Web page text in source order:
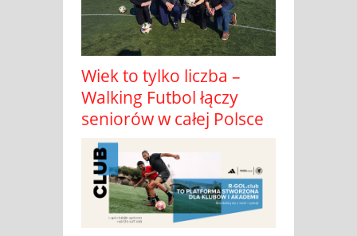
Wiek to tylko liczba –
Walking Futbol łączy
seniorów w całej Polsce